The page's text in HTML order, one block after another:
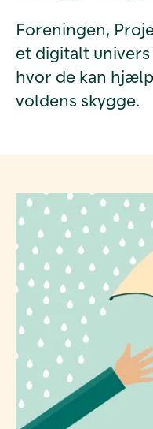
Foreningen,
et digitalt
hvor de kan
voldens skygge.